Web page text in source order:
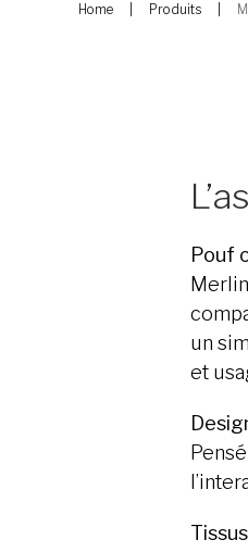
Home Produits
Pouf
un
et